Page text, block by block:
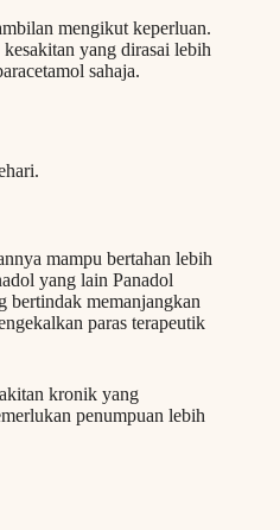
mengikut keperluan.
yang dirasai lebih
sahaja.
mampu bertahan lebih
yang lain Panadol
bertindak memanjangkan
paras terapeutik
kronik yang
penumpuan lebih